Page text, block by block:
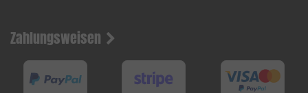
Zahlungsweisen